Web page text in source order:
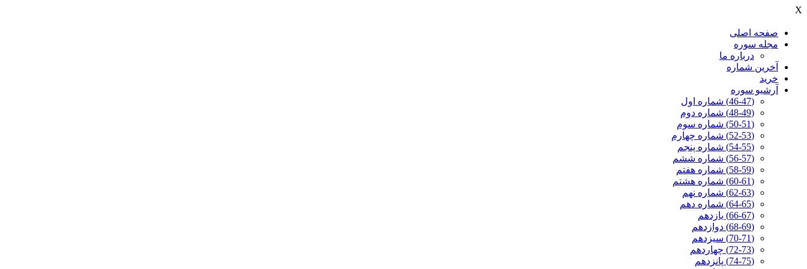
X
صفحه اصلی
مجله سوره
درباره ما
آخرين شماره
خرید
آرشیو سوره
(46-47) شماره اول
(48-49) شماره دوم
(50-51) شماره سوم
(52-53) شماره چهارم
(54-55) شماره پنجم
(56-57) شماره ششم
(58-59) شماره هفتم
(60-61) شماره هشتم
(62-63) شماره نهم
(64-65) شماره دهم
(66-67) یازدهم
(68-69) دوازدهم
(70-71) سیزدهم
(72-73) چهاردهم
(74-75) پانزدهم